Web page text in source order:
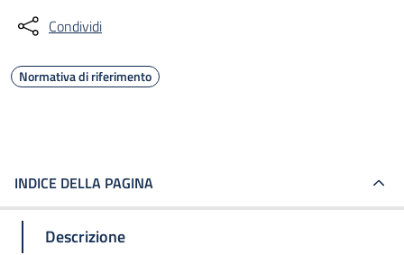
Condividi
Normativa di riferimento
INDICE DELLA PAGINA
Descrizione